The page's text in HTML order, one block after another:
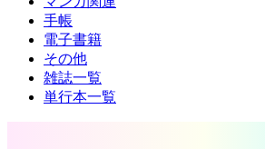
手帳
電子書籍
その他
雑誌一覧
単行本一覧